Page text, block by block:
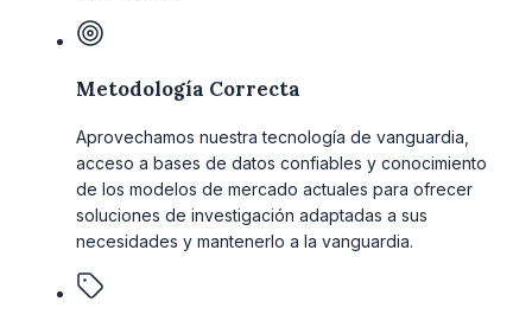
Metodología Correcta
Aprovechamos nuestra tecnología de vanguardia,
acceso a bases de datos confiables y conocimiento
de los modelos de mercado actuales para ofrecer
soluciones de investigación adaptadas a sus
necesidades y mantenerlo a la vanguardia.